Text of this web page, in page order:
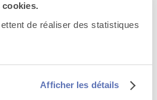
cookies.
de réaliser des statistiques
Afficher les détails
vision long terme, fait de
sur le marché pour
les organisations dans la
Etienne et de travailler aux
équipes pour accélérer la croissance